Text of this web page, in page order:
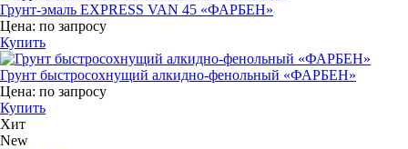
Грунт-эмаль EXPRESS VAN 45 «ФАРБЕН»
Цена: по запросу
Купить
Грунт быстросохнущий алкидно-фенольный «ФАРБЕН»
Цена: по запросу
Купить
Хит
New